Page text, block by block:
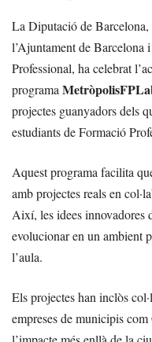
La Diputació de
l’Ajuntament de
Professional, ha celebrat
programa
projectes guanyadors dels
estudiants de Formació
Aquest programa facilita
amb projectes reals en
Així, les idees innovadores
evolucionar en un ambient
l’aula.
Els projectes han inclòs
empreses de municipis